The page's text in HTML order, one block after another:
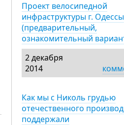
Проект велосипедной
инфраструктуры г. Одессы
(предварительный,
ознакомительный
2 декабря
2014
Как мы с Николь грудью
отечественного
поддержали